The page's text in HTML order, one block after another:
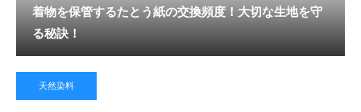
着物を保管するたとう紙の交換頻度！大切な生地を守
る秘訣！
天然染料